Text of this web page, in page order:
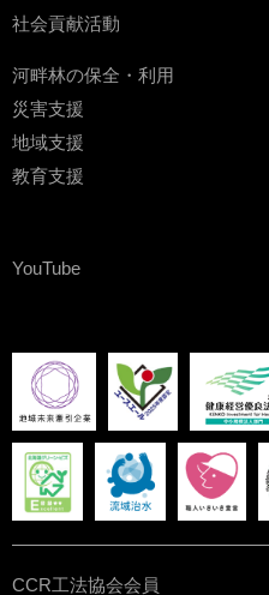
社会貢献活動
河畔林の保全・利用
災害支援
地域支援
教育支援
YouTube
CCR工法協会会員